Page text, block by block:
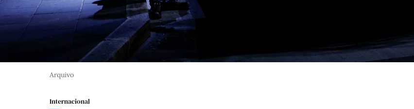
Arquivo
Internacional